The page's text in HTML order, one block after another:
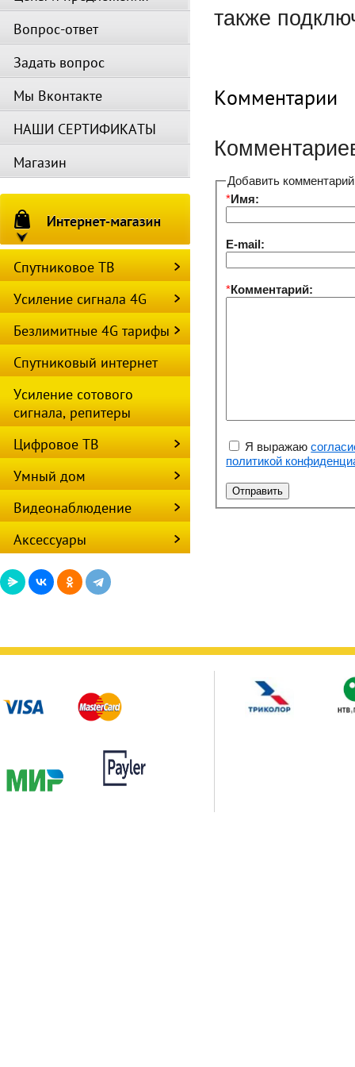
также
Комментарии
Добавить комментарий
*Имя:
E-mail:
*Комментарий:
Я выражаю
политикой
Вопрос-ответ
Задать вопрос
Мы Вконтакте
НАШИ СЕРТИФИКАТЫ
Магазин
Спутниковое ТВ
Усиление сигнала 4G
Безлимитные 4G тарифы
Спутниковый интернет
Усиление сотового
сигнала, репитеры
Цифровое ТВ
Умный дом
Видеонаблюдение
Аксессуары